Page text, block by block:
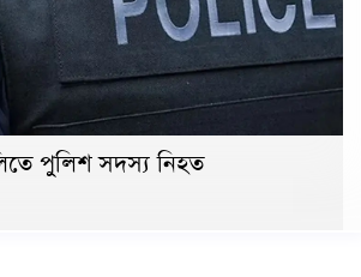
পুলিশ সদস্য নিহত